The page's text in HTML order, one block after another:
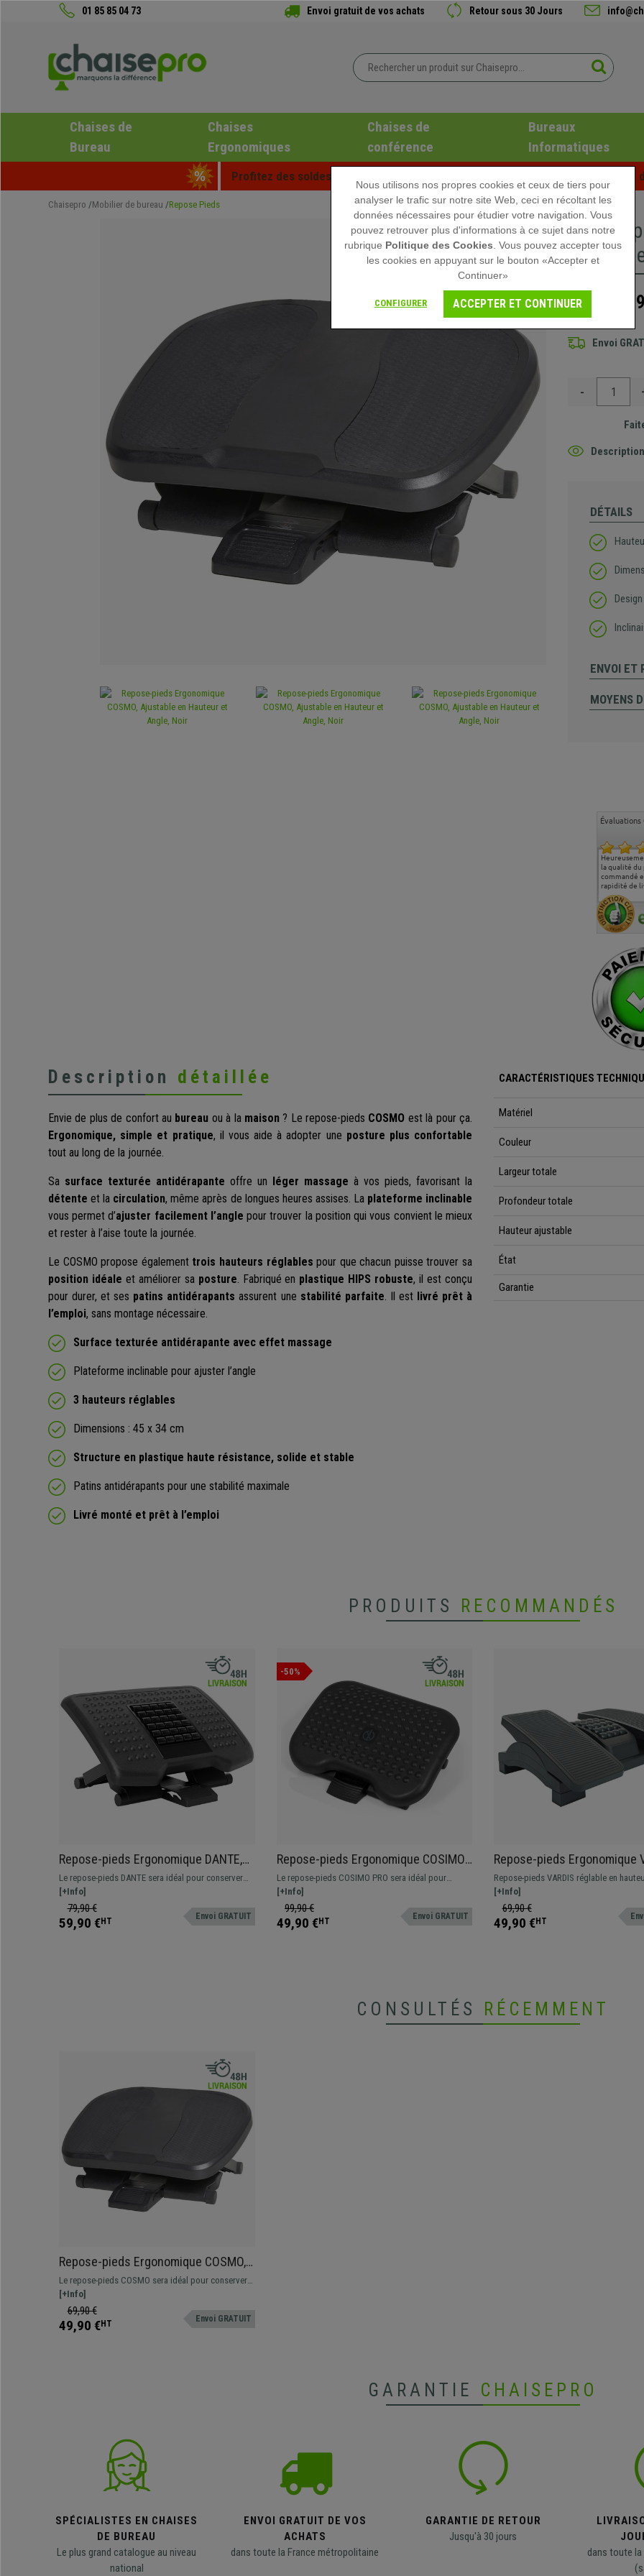
01 85 85 04 73 Envoi gratuit de vos achats Retour sous 30 Jours
Chaises de
Bureau
Chaises
Ergonomiques
Chaises de
conférence
Bureaux
Informatiques
Profitez des soldes d'été chez Chaisepro ! Des réductions exclusives pour une
Chaisepro Mobilier de bureau Repose Pieds
Repose-
69,90 €
Envoi
-
DÉTAILS
ENVOI ET
MOYENS
Évaluations
la qualité
commandé
rapidité de
Description détaillée
Envie de plus de confort au bureau ou à la maison? Le repose-pieds COSMO est là pour ça.
Ergonomique, simple et pratique, il vous aide à adopter une posture plus confortable
tout au long de la journée.
Sa surface texturée antidérapante offre un léger massage à vos pieds, favorisant la
détente et la circulation, même après de longues heures assises. La plateforme inclinable
vous permet d’ajuster facilement l’angle pour trouver la position qui vous convient le mieux
et rester à l’aise toute la journée.
Le COSMO propose également trois hauteurs réglables pour que chacun puisse trouver sa
position idéale et améliorer sa posture. Fabriqué en plastique HIPS robuste, il est conçu
pour durer, et ses patins antidérapants assurent une stabilité parfaite. Il est livré prêt à
l’emploi, sans montage nécessaire.
Surface texturée antidérapante avec effet massage
Plateforme inclinable pour ajuster l’angle
3 hauteurs réglables
Dimensions : 45 x 34 cm
Structure en plastique haute résistance, solide et stable
Patins antidérapants pour une stabilité maximale
Livré monté et prêt à l’emploi
CARACTÉRISTIQUES
Matériel
Couleur
Largeur totale
Profondeur totale
Hauteur ajustable
État
Garantie
PRODUITS RECOMMANDÉS
Repose-pieds Ergonomique DANTE,
Ajustable en Hauteur et Angle, Noir
Le repose-pieds DANTE sera idéal pour conserver
une posture correcte et saine à votre bureau.
Ajustable en hauteur et angle, avec rouleaux de
massage.
[+Info]
79,90 €
59,90 €HT Envoi GRATUIT
-50%
Repose-pieds Ergonomique COSIMO
PRO, Ajustable en Hauteur et Angle,
Noir
Le repose-pieds COSIMO PRO sera idéal pour
conserver une posture correcte et saine à votre
bureau. Ajustable en hauteur et angle, surface
antidérapante, et de grande qualité.
[+Info]
99,90 €
49,90 €HT Envoi GRATUIT
Repose-pieds Ergonomique
Ajustable en Hauteur et en
Noir
Repose-pieds VARDIS réglable en
angle. Le complément parfait pour votre
[+Info]
69,90 €
49,90 €HT
CONSULTÉS RÉCEMMENT
Repose-pieds Ergonomique COSMO,
Ajustable en Hauteur et Angle, Noir
Le repose-pieds COSMO sera idéal pour conserver
une posture correcte et saine à votre bureau.
Ajustable en hauteur et angle.
[+Info]
69,90 €
49,90 €HT Envoi GRATUIT
GARANTIE CHAISEPRO
SPÉCIALISTES EN CHAISES
DE BUREAU
Le plus grand catalogue au niveau
national
ENVOI GRATUIT DE VOS
ACHATS
dans toute la France métropolitaine
GARANTIE DE RETOUR
Jusqu'à 30 jours
dans toute
Nous utilisons nos propres cookies et ceux de tiers pour
analyser le trafic sur notre site Web, ceci en récoltant les
données nécessaires pour étudier votre navigation. Vous
pouvez retrouver plus d'informations à ce sujet dans notre
rubrique Politique des Cookies . Vous pouvez accepter tous
les cookies en appuyant sur le bouton «Accepter et
Continuer»
CONFIGURER ACCEPTER ET CONTINUER